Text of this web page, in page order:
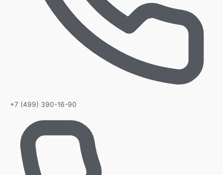
+7 (499) 390-16-90